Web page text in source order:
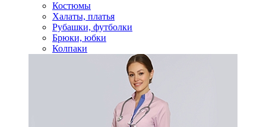
Костюмы
Халаты, платья
Рубашки, футболки
Брюки, юбки
Колпаки